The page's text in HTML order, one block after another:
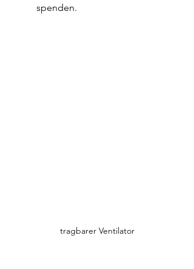
spenden.
tragbarer Ventilator